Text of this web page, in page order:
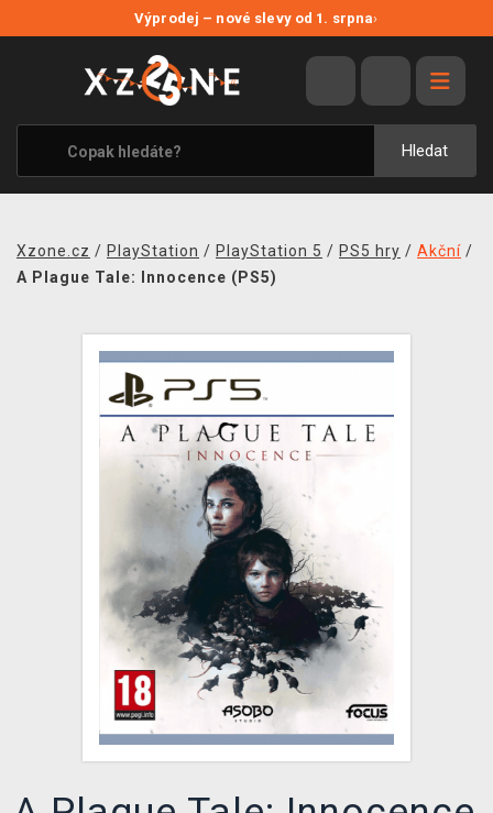
Výprodej – nové slevy od 1. srpna›
Hledat
VÝPRODEJ
VIDEOHRY
XZONE ORIGINALS
TÉMATIKY
MERCHANDISE
KONTAKT
XZONE KLUB
TCG & BOARDGAME HUB
VÝKUP HER (BAZAR)
Xzone.cz / PlayStation / PlayStation 5 / PS5 hry / Akční /
A Plague Tale: Innocence (PS5)